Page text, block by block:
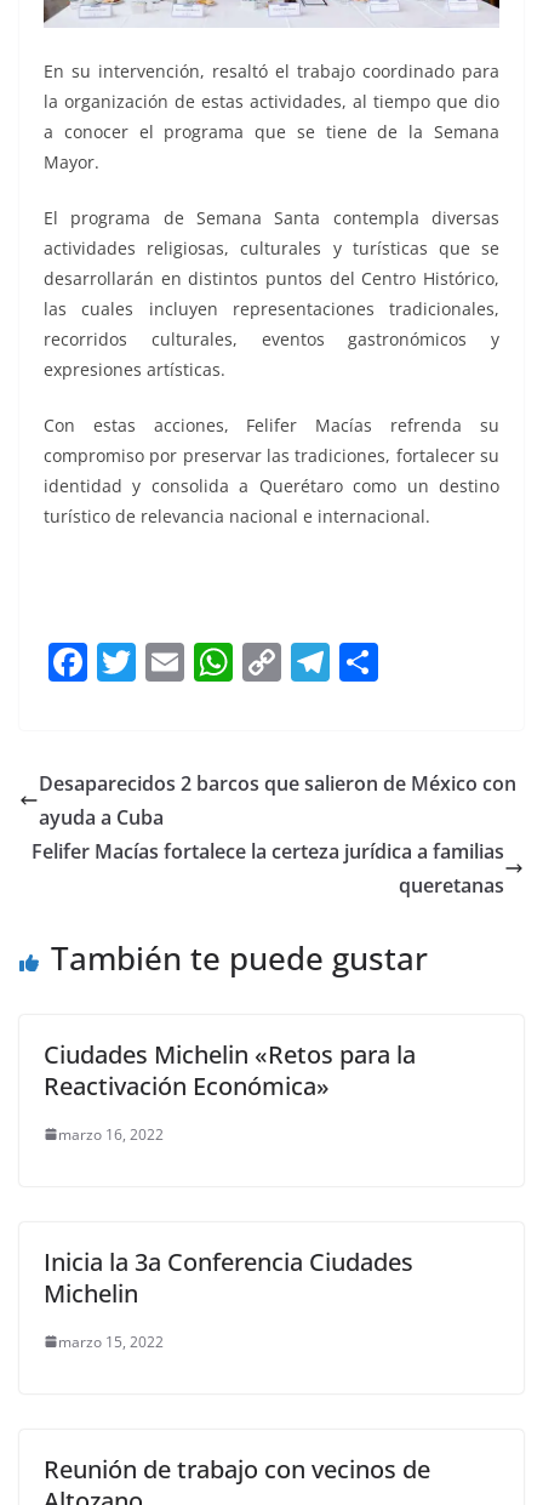
En su intervención, resaltó el trabajo coordinado para
la organización de estas actividades, al tiempo que dio
a conocer el programa que se tiene de la Semana
Mayor.
El programa de Semana Santa contempla diversas
actividades religiosas, culturales y turísticas que se
desarrollarán en distintos puntos del Centro Histórico,
las cuales incluyen representaciones tradicionales,
recorridos culturales, eventos gastronómicos y
expresiones artísticas.
Con estas acciones, Felifer Macías refrenda su
compromiso por preservar las tradiciones, fortalecer su
identidad y consolida a Querétaro como un destino
turístico de relevancia nacional e internacional.
F
e
b
o
T
er
E
l
W
s
p
C
y
n
T
gr
m
e
Desaparecidos 2 barcos que salieron de México con
ayuda a Cuba
Felifer Macías fortalece la certeza jurídica a familias
queretanas
También te puede gustar
Ciudades Michelin «Retos para la
Reactivación Económica»
marzo 16, 2022
Inicia la 3a Conferencia Ciudades
Michelin
marzo 15, 2022
Reunión de trabajo con vecinos de